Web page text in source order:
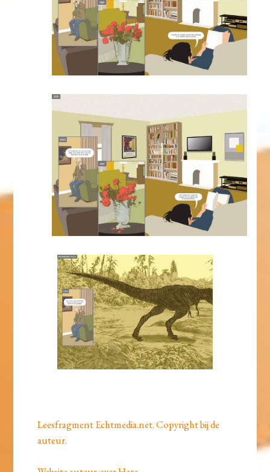
Leesfragment Echtmedia.net. Copyright bij de
auteur.